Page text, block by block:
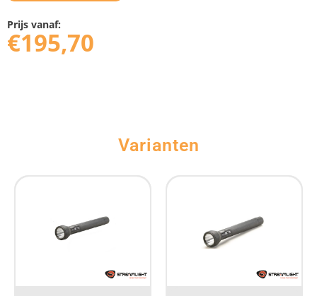
Prijs vanaf:
€195,70
Varianten